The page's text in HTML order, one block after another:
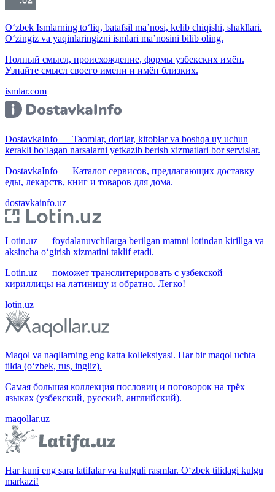
O‘zbek Ismlarning to‘liq, batafsil ma’nosi, kelib chiqishi, shakllari.
O‘zingiz va yaqinlaringizni ismlari ma’nosini bilib oling.
Полный смысл, происхождение, формы узбекских имён.
Узнайте смысл своего имени и имён близких.
ismlar.com
DostavkaInfo — Taomlar, dorilar, kitoblar va boshqa uy uchun
kerakli bo‘lagan narsalarni yetkazib berish xizmatlari bor servislar.
DostavkaInfo — Каталог сервисов, предлагающих доставку
еды, лекарств, книг и товаров для дома.
dostavkainfo.uz
Lotin.uz — foydalanuvchilarga berilgan matnni lotindan kirillga va
aksincha o‘girish xizmatini taklif etadi.
Lotin.uz — поможет транслитерировать с узбекской
кириллицы на латиницу и обратно. Легко!
lotin.uz
Maqol va naqllarning eng katta kolleksiyasi. Har bir maqol uchta
tilda (o‘zbek, rus, ingliz).
Самая большая коллекция пословиц и поговорок на трёх
языках (узбекский, русский, английский).
maqollar.uz
Har kuni eng sara latifalar va kulguli rasmlar. O‘zbek tilidagi kulgu
markazi!